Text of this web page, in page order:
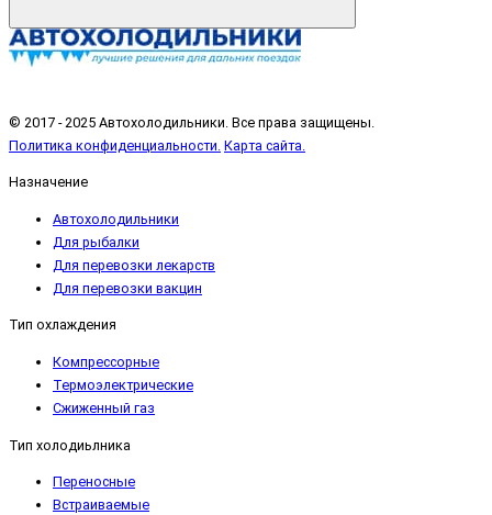
© 2017 - 2025 Автохолодильники. Все права защищены.
Политика конфиденциальности. Карта сайта.
Назначение
Автохолодильники
Для рыбалки
Для перевозки лекарств
Для перевозки вакцин
Тип охлаждения
Компрессорные
Термоэлектрические
Сжиженный газ
Тип холодиьлника
Переносные
Встраиваемые